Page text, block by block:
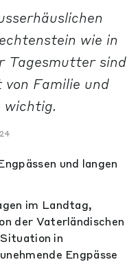
wie in
Tagesmutter sind
Familie und
wichtig.
und langen
im Landtag,
der Vaterländischen
in
Engpässe